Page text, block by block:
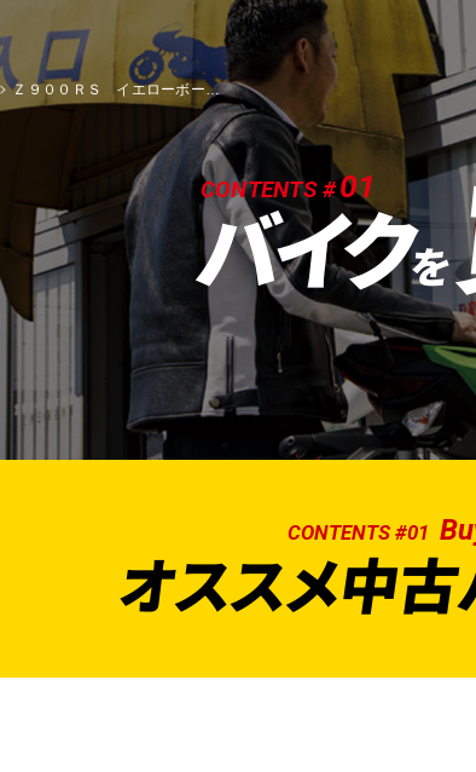
CONTENTS #01
バイクを
Ｚ９００ＲＳ イエローボール ＺＲ９００Ｋ
CONTENTS #01
オススメ中